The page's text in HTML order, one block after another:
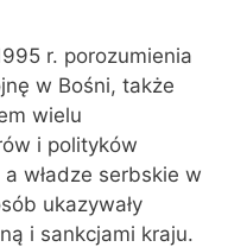
r. porozumienia
w Bośni, także
wielu
i polityków
władze serbskie w
ukazywały
i sankcjami kraju.